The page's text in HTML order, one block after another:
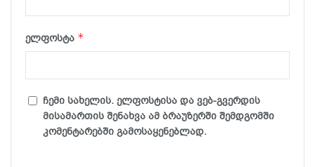
ელფოსტა *
ჩემი სახელის. ელფოსტისა და ვებ-გვერდის
მისამართის შენახვა ამ ბრაუზერში შემდგომში
კომენტარებში გამოსაყენებლად.